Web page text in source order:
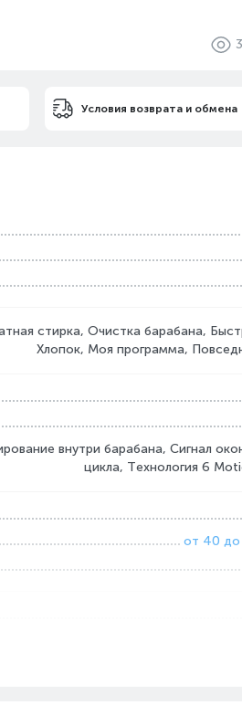
Условия возврата и обмена
стирка, Очистка барабана,
Хлопок, Моя программа,
внутри барабана, Сигнал
цикла, Технология 6
от 40